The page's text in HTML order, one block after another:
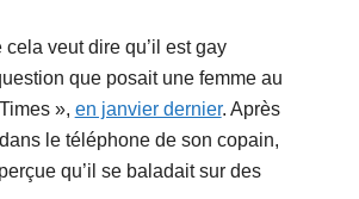
cela veut dire qu’il est gay
que posait une femme au
», en janvier dernier. Après
le téléphone de son copain,
qu’il se baladait sur des